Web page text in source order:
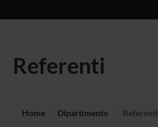
Referenti
Home Dipartimento Referenti